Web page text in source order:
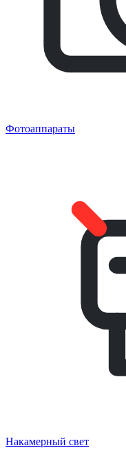
Фотоаппараты
Накамерный свет